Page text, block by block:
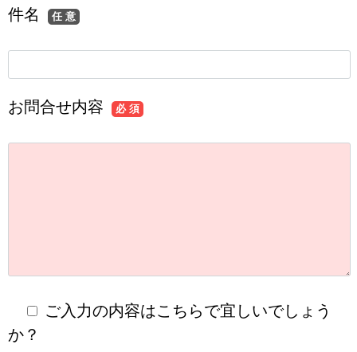
件名 任 意
お問合せ内容 必 須
ご入力の内容はこちらで宜しいでしょう
か？